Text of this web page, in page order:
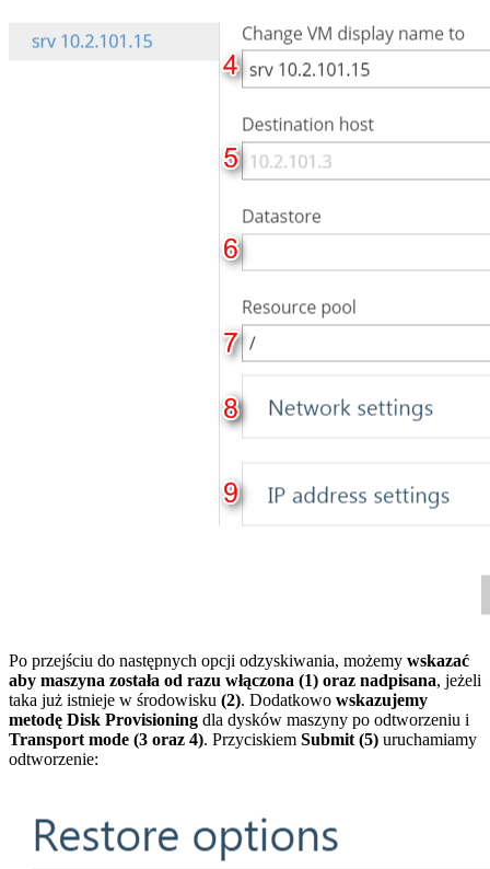
Po przejściu do następnych opcji odzyskiwania, możemy wskazać
aby maszyna została od razu włączona (1) oraz nadpisana, jeżeli
taka już istnieje w środowisku (2). Dodatkowo wskazujemy
metodę Disk Provisioning dla dysków maszyny po odtworzeniu i
Transport mode (3 oraz 4). Przyciskiem Submit (5) uruchamiamy
odtworzenie: